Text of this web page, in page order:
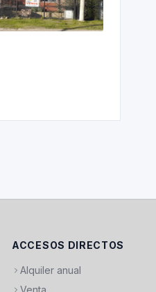
ACCESOS DIRECTOS
Alquiler anual